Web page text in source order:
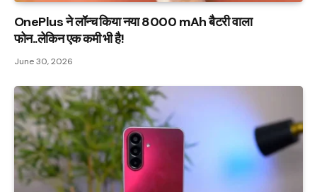
OnePlus ने लॉन्च किया नया 8000 mAh बैटरी वाला
फोन..लेकिन एक कमी भी है!
June 30, 2026